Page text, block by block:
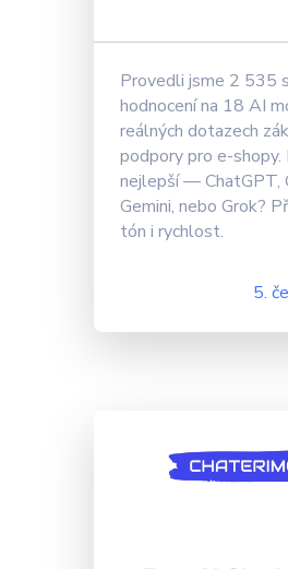
Provedli jsme 2 535
hodnocení na 18 AI
reálných dotazech
podpory pro e-shopy.
nejlepší — ChatGPT,
Gemini, nebo Grok?
tón i rychlost.
5.